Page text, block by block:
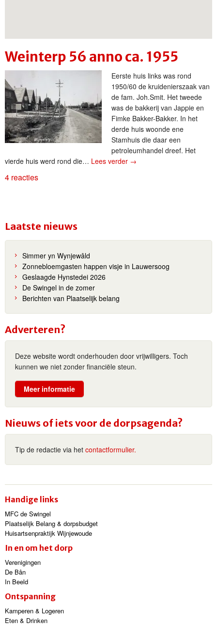
Weinterp 56 anno ca. 1955
Eerste huis links was rond
1950/60 de kruidenierszaak van
de fam. Joh.Smit. Het tweede
was de bakkerij van Jappie en
Fimke Bakker-Bakker. In het
derde huis woonde ene
Stamhuis die daar een
petroleumhandel dreef. Het
vierde huis werd rond die… Lees verder →
4 reacties
Laatste nieuws
Simmer yn Wynjewâld
Zonnebloemgasten happen visje in Lauwersoog
Geslaagde Hynstedei 2026
De Swingel in de zomer
Berichten van Plaatselijk belang
Adverteren?
Deze website wordt onderhouden door vrijwilligers. Toch
kunnen we niet zonder financiële steun.
Meer informatie
Nieuws of iets voor de dorpsagenda?
Tip de redactie via het contactformulier.
Handige links
MFC de Swingel
Plaatselijk Belang & dorpsbudget
Huisartsenpraktijk Wijnjewoude
In en om het dorp
Verenigingen
De Bân
In Beeld
Ontspanning
Kamperen & Logeren
Eten & Drinken